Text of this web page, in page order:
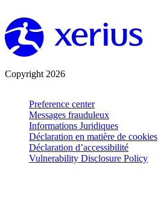
Copyright 2026
Preference center
Messages frauduleux
Informations Juridiques
Déclaration en matière de cookies
Déclaration d’accessibilité
Vulnerability Disclosure Policy